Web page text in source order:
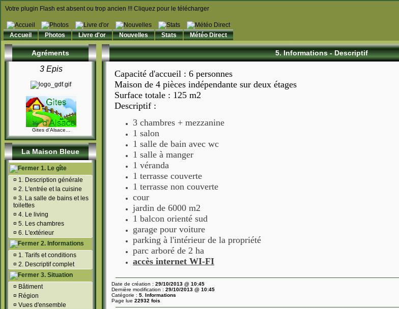
Votre plugin Flash est absent ou trop ancien !!! Cliquez pour le télécharger
Accueil Photos Livre d'or Nouvelles Stats Météo Direct
Agréments
3 Epis
Gites d'Alsace...
La Maison Bleue
1. Le gîte
¤ 1. Description générale
¤ 2. L'entrée et la cuisine
¤ 3. La salle de bains et les
toilettes
¤ 4. Le living
¤ 5. Les chambres
¤ 6. L'extérieur
2. Informations
¤ 1. Tarifs et conditions
¤ 2. Descriptif complet
3. Situation
¤ Bâtiment
¤ Région
¤ Vues d'ensemble
5. Informations - Descriptif
Capacité d'accueil : 6 personnes
Maison de 4 pièces indépendante sur deux étages
Surface totale : 125 m2
Descriptif :
3 chambres + mezzanine
1 salon
1 salle de bain avec wc
1 salle à manger
1 véranda
1 terrasse couverte
1 terrasse non couverte
cour
jardin de 6000 m2
1 balcon orienté sud
garage pour voiture
parking à l'intérieur de la propriété
parc arboré de 2 ha
accès internet WI-FI
Date de création : 29/10/2013 @ 10:45
Dernière modification : 29/10/2013 @ 10:45
Catégorie : 5. Informations
Page lue 22932 fois